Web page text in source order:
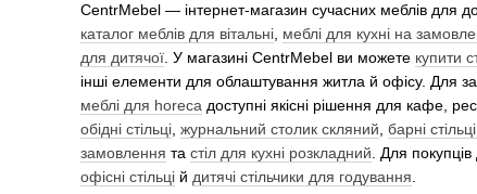
CentrMebel — інтернет-магазин сучасних меблів для
каталог меблів для вітальні, меблі для кухні на
для дитячої. У магазині CentrMebel ви можете купити
інші елементи для облаштування житла й офісу. Для
меблі для horeca доступні якісні рішення для кафе,
обідні стільці, журнальний столик скляний, барні
замовлення та стіл для кухні розкладний. Для покупців
офісні стільці й дитячі стільчики для годування.